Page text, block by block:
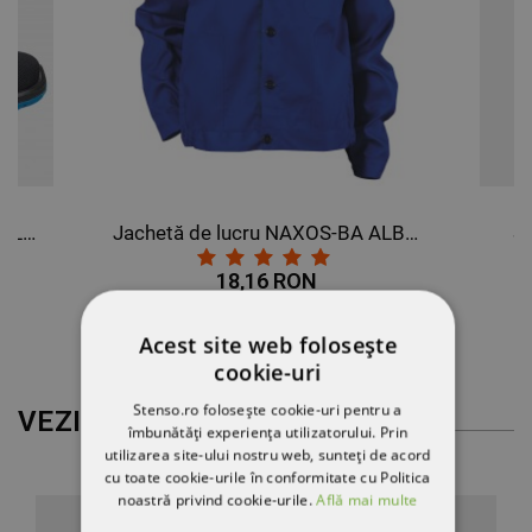
Pantofi respirabili RACE LOW BLUE O1 Jachetă de lucru NAXOS-BA ALBASTRU ROYAL
18,16 RON
VEZI MAI MULT
Acest site web folosește
cookie-uri
Stenso.ro folosește cookie-uri pentru a
îmbunătăți experiența utilizatorului. Prin
utilizarea site-ului nostru web, sunteți de acord
cu toate cookie-urile în conformitate cu Politica
noastră privind cookie-urile.Află mai multe